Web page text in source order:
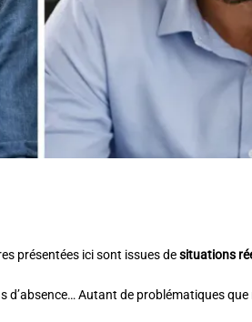
présentées ici sont issues desituations
d’absence… Autant de problématiques